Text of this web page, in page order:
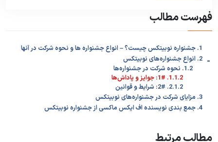
فهرست مطالب
1. جشنواره نوبیتکس چیست؟ – انواع جشنواره ها و نحوه شرکت در آنها
2. انواع جشنواره‌های نوبیتکس -
1.2. نحوه شرکت در جشنواره‌ها
1.1.2. 1#: جوایز و پاداش‌ها
2.1.2. 2#: شرایط و قوانین
3. مزایای شرکت در جشنواره‌های نوبیتکس
4. جمع بندی نویسنده اف ایکس ماکسی از جشنواره نوبیتکس
مطالب مرتبط